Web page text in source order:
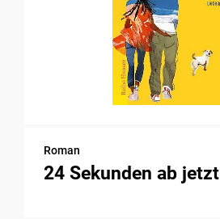
Roman
24 Sekunden ab jetzt